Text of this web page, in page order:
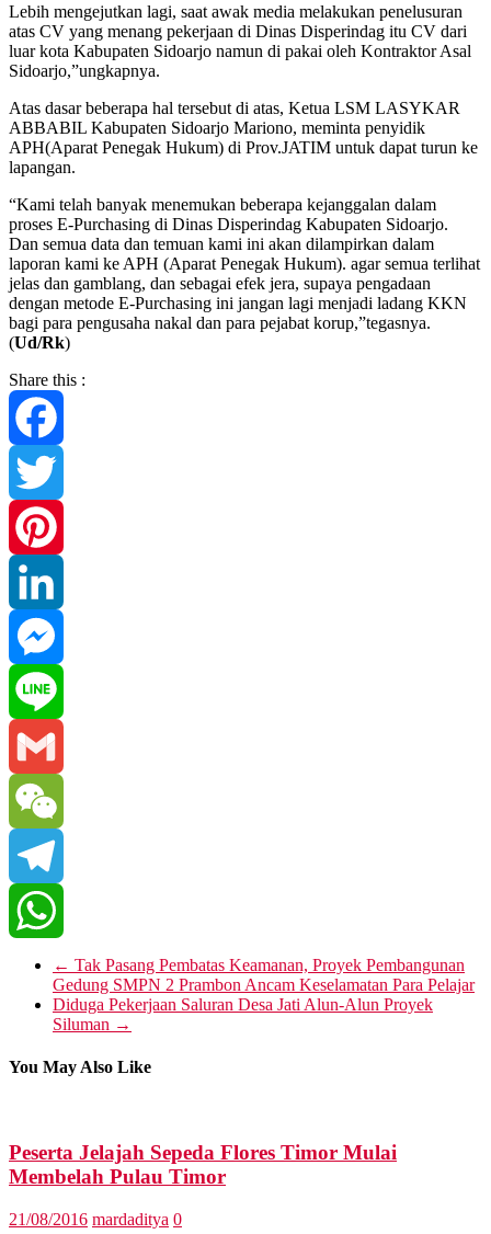
Lebih mengejutkan lagi, saat awak media melakukan penelusuran
atas CV yang menang pekerjaan di Dinas Disperindag itu CV dari
luar kota Kabupaten Sidoarjo namun di pakai oleh Kontraktor Asal
Sidoarjo,”ungkapnya.
Atas dasar beberapa hal tersebut di atas, Ketua LSM LASYKAR
ABBABIL Kabupaten Sidoarjo Mariono, meminta penyidik
APH(Aparat Penegak Hukum) di Prov.JATIM untuk dapat turun ke
lapangan.
“Kami telah banyak menemukan beberapa kejanggalan dalam
proses E-Purchasing di Dinas Disperindag Kabupaten Sidoarjo.
Dan semua data dan temuan kami ini akan dilampirkan dalam
laporan kami ke APH (Aparat Penegak Hukum). agar semua terlihat
jelas dan gamblang, dan sebagai efek jera, supaya pengadaan
dengan metode E-Purchasing ini jangan lagi menjadi ladang KKN
bagi para pengusaha nakal dan para pejabat korup,”tegasnya.
(Ud/Rk)
Share this :
Facebook
Twitter
Pinterest
LinkedIn
Messenger
Line
Gmail
WeChat
Telegram
WhatsApp
← Tak Pasang Pembatas Keamanan, Proyek Pembangunan
Gedung SMPN 2 Prambon Ancam Keselamatan Para Pelajar
Diduga Pekerjaan Saluran Desa Jati Alun-Alun Proyek
Siluman →
You May Also Like
Peserta Jelajah Sepeda Flores Timor Mulai
Membelah Pulau Timor
21/08/2016 mardaditya 0